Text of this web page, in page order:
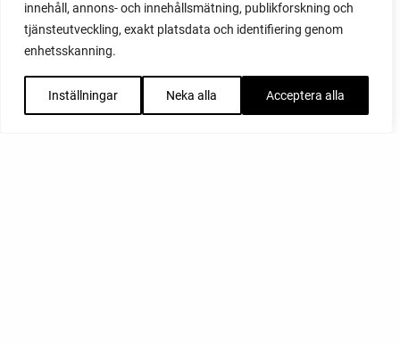
innehåll, annons- och innehållsmätning, publikforskning och
tjänsteutveckling, exakt platsdata och identifiering genom
enhetsskanning.
Inställningar Neka alla Acceptera alla